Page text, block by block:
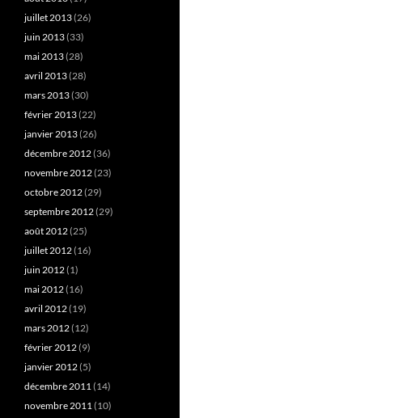
juillet 2013(26)
juin 2013(33)
mai 2013(28)
avril 2013(28)
mars 2013(30)
février 2013(22)
janvier 2013(26)
décembre 2012(36)
novembre 2012(23)
octobre 2012(29)
septembre 2012(29)
août 2012(25)
juillet 2012(16)
juin 2012(1)
mai 2012(16)
avril 2012(19)
mars 2012(12)
février 2012(9)
janvier 2012(5)
décembre 2011(14)
novembre 2011(10)